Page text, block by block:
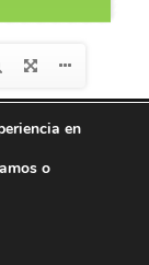
reservados
en
o